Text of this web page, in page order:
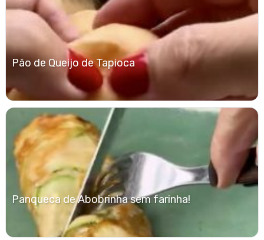
Pão de Queijo de Tapioca
Panqueca de Abobrinha sem farinha!